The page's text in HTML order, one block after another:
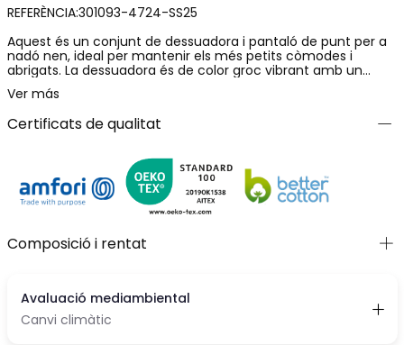
REFERÈNCIA:301093-4724-SS25
Aquest és un conjunt de dessuadora i pantaló de punt per a
nadó nen, ideal per mantenir els més petits còmodes i
abrigats. La dessuadora és de color groc vibrant amb un
estampat que inclou animals, cosa que li dona un toc
divertit. El pantaló és d'un to blau marí, oferint un bonic
contrast. Fabricat en un material suau, aquest conjunt és
perfecte per a l'ús diari. Està disponible en talles per a edats
combinar amb diferents peces per crear looks alegres i
Ver más
Certificats de qualitat
Composició i rentat